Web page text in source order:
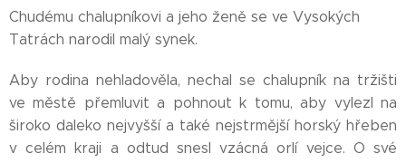
Chudému chalupníkovi a jeho ženě se ve Vysokých
Tatrách narodil malý synek.
Aby rodina nehladověla, nechal se chalupník na tržišti
ve městě přemluvit a pohnout k tomu, aby vylezl na
široko daleko nejvyšší a také nejstrmější horský hřeben
v celém kraji a odtud snesl vzácná orlí vejce. O své